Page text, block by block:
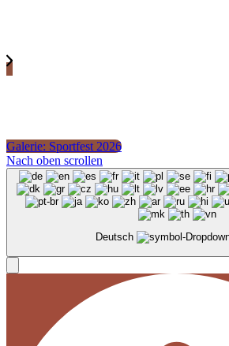
Galerie: Sportfest 2026
Nach oben scrollen
Deutsch